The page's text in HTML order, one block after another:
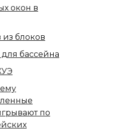
окон в
из блоков
бассейна
по